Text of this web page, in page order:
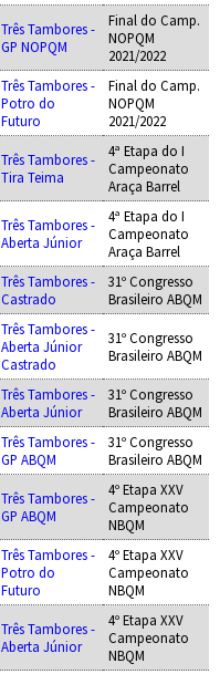
Três Tambores -
GP NOPQM
Final do Camp.
NOPQM
2021/2022
Três Tambores -
Potro do
Futuro
Final do Camp.
NOPQM
2021/2022
Três Tambores -
Tira Teima
4ª Etapa do I
Campeonato
Araça Barrel
Três Tambores -
Aberta Júnior
4ª Etapa do I
Campeonato
Araça Barrel
Três Tambores -
Castrado
31º Congresso
Brasileiro ABQM
Três Tambores -
Aberta Júnior
Castrado
31º Congresso
Brasileiro ABQM
Três Tambores -
Aberta Júnior
31º Congresso
Brasileiro ABQM
Três Tambores -
GP ABQM
31º Congresso
Brasileiro ABQM
Três Tambores -
GP ABQM
4º Etapa XXV
Campeonato
NBQM
Três Tambores -
Potro do
Futuro
4º Etapa XXV
Campeonato
NBQM
Três Tambores -
Aberta Júnior
4º Etapa XXV
Campeonato
NBQM